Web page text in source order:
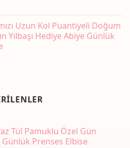
Uzun Kol Puantiyeli Doğum
Yılbaşı Hediye Abiye Günlük
Tül Pamuklu Özel Gün
Prenses Elbise